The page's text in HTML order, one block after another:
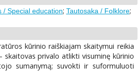
/ Special education; Tautosaka / Folklore;
kūrinio raiškiajam skaitymui reikia
privalo atlikti visuminę kūrinio
sumanymą; suvokti ir suformuluoti